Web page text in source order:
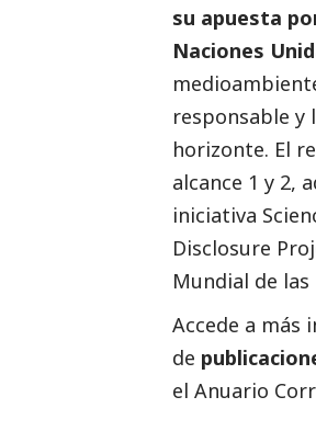
su apuesta
Naciones
responsable y
horizonte. El
alcance 1 y 2,
iniciativa
Disclosure
Mundial de las
Accede a
de
el Anuario